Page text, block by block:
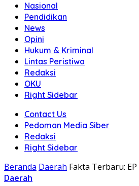
Nasional
Pendidikan
News
Opini
Hukum & Kriminal
Lintas Peristiwa
Redaksi
OKU
Right Sidebar
Contact Us
Pedoman Media Siber
Redaksi
Right Sidebar
Beranda Daerah Fakta Terbaru:
Daerah